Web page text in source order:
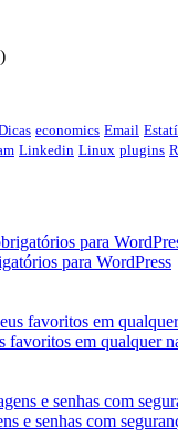
economics Email
Linkedin Linux plugins
para WordPress
favoritos em qualquer
e senhas com